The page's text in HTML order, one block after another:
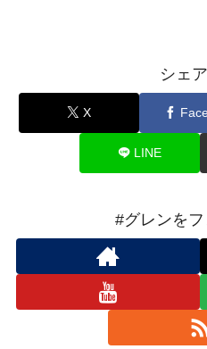
シェ
X
LINE
#グレンを